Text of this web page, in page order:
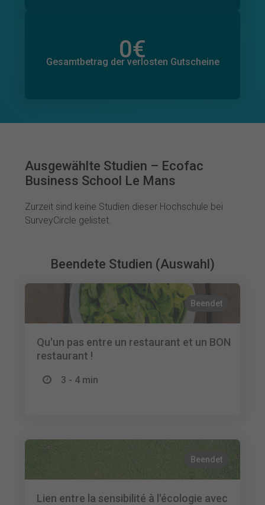
0€
Gesamtbetrag der verlosten Gutscheine
0€
Gesamtbetrag der zugesagten Spenden
Ausgewählte Studien – Ecofac
Business School Le Mans
Zurzeit sind keine Studien dieser Hochschule bei
SurveyCircle gelistet.
Beendete Studien (Auswahl)
Beendet
Qu'un pas entre un restaurant et un BON
restaurant !
3 - 4 min
Beendet
Lien entre la sensibilité à l'écologie avec